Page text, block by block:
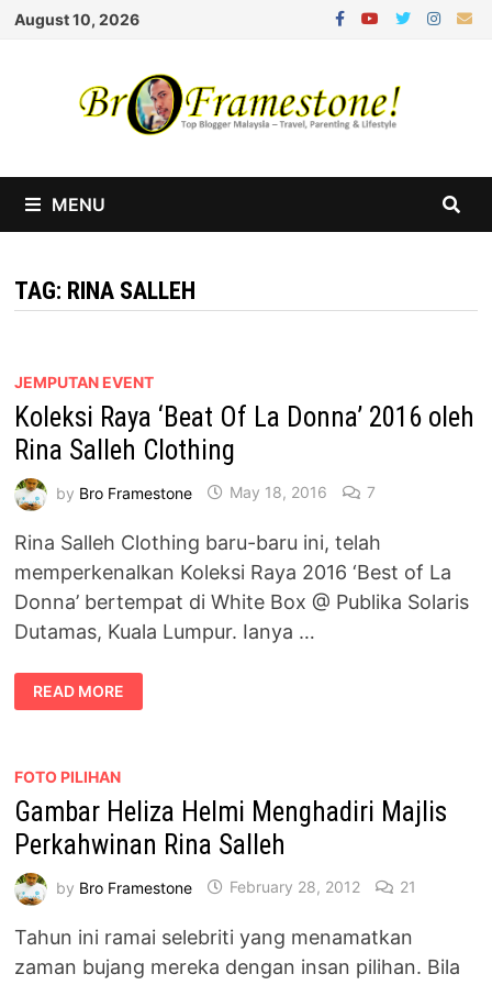
Skip
August 10, 2026
MENU
TAG: RINA SALLEH
JEMPUTAN EVENT
Koleksi Raya ‘Beat Of La Donna’ 2016 oleh
Rina Salleh Clothing
by Bro Framestone May 18, 2016 7
Rina Salleh Clothing baru-baru ini, telah
memperkenalkan Koleksi Raya 2016 ‘Best of La
Donna’ bertempat di White Box @ Publika Solaris
Dutamas, Kuala Lumpur. Ianya …
KOLEKSI
RAYA
‘BEAT
2016
RINA
SALLEH
CLOTHING
READ MORE
FOTO PILIHAN
Gambar Heliza Helmi Menghadiri Majlis
Perkahwinan Rina Salleh
by Bro Framestone February 28, 2012 21
Tahun ini ramai selebriti yang menamatkan
zaman bujang mereka dengan insan pilihan. Bila